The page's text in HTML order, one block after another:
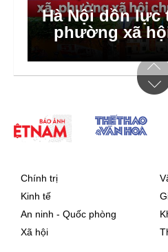
Hà Nội dồn lực
phường xã
Những căn bếp
sẻ
Chính trị
Kinh tế
An ninh - Quốc phòng
Xã hội